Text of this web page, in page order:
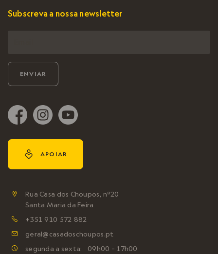
Subscreva a nossa newsletter
y APOIAR

Rua Casa dos Choupos, nº20
Santa Maria da Feira
 +351 910 572 882
 geral@casadoschoupos.pt
 segunda a sexta: 09h00 – 17h00